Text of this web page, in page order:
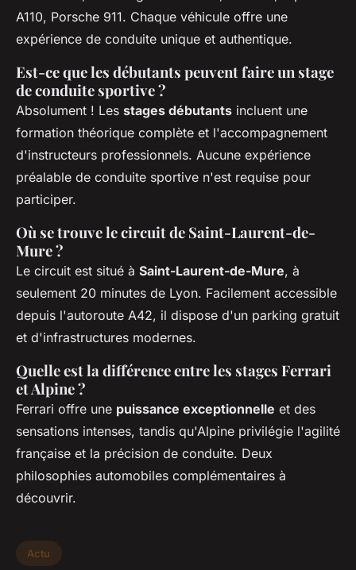
A110, Porsche 911. Chaque véhicule offre une
expérience de conduite unique et authentique.
Est-ce que les débutants peuvent faire un stage
de conduite sportive ?
Absolument ! Les stages débutants incluent une
formation théorique complète et l'accompagnement
d'instructeurs professionnels. Aucune expérience
préalable de conduite sportive n'est requise pour
participer.
Où se trouve le circuit de Saint-Laurent-de-
Mure ?
Le circuit est situé à Saint-Laurent-de-Mure, à
seulement 20 minutes de Lyon. Facilement accessible
depuis l'autoroute A42, il dispose d'un parking gratuit
et d'infrastructures modernes.
Quelle est la différence entre les stages Ferrari
et Alpine ?
Ferrari offre une puissance exceptionnelle et des
sensations intenses, tandis qu'Alpine privilégie l'agilité
française et la précision de conduite. Deux
philosophies automobiles complémentaires à
découvrir.
Actu